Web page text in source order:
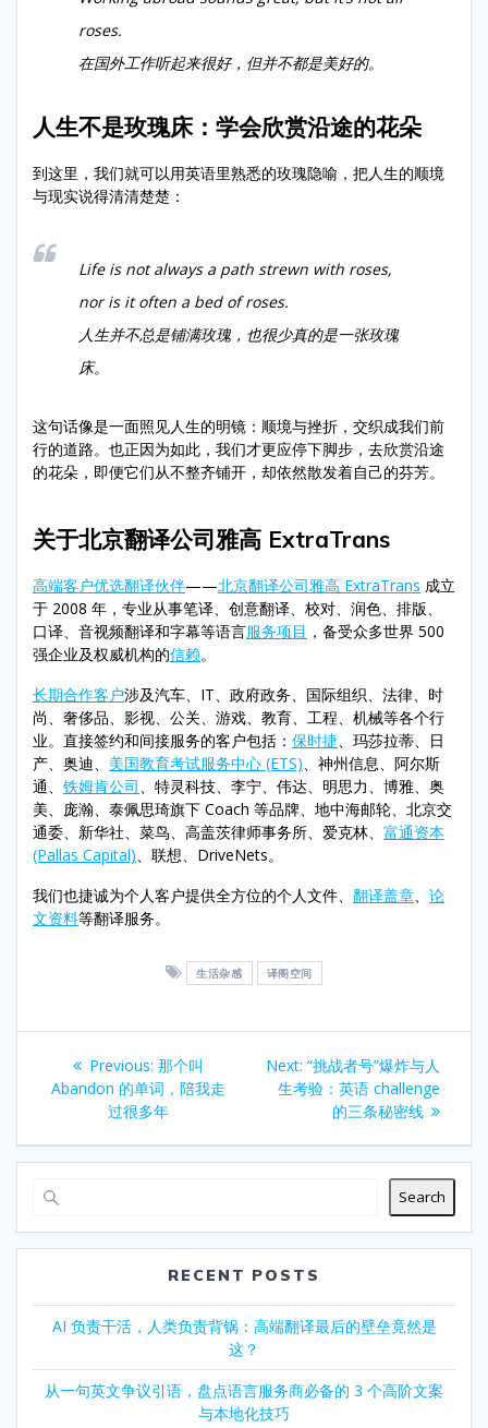
roses.
在国外工作听起来很好，但并不都是美好的。
人生不是玫瑰床：学会欣赏沿途的花朵
到这里，我们就可以用英语里熟悉的玫瑰隐喻，把人生的顺境
与现实说得清清楚楚：
Life is not always a path strewn with roses,
nor is it often a bed of roses.
人生并不总是铺满玫瑰，也很少真的是一张玫瑰
床。
这句话像是一面照见人生的明镜：顺境与挫折，交织成我们前
行的道路。也正因为如此，我们才更应停下脚步，去欣赏沿途
的花朵，即便它们从不整齐铺开，却依然散发着自己的芬芳。
关于北京翻译公司雅高 ExtraTrans
高端客户优选翻译伙伴——北京翻译公司雅高 ExtraTrans 成立
于 2008 年，专业从事笔译、创意翻译、校对、润色、排版、
口译、音视频翻译和字幕等语言服务项目 ，备受众多世界 500
强企业及权威机构的信赖。
长期合作客户涉及汽车、IT、政府政务、国际组织、法律、时
尚、奢侈品、影视、公关、游戏、教育、工程、机械等各个行
业。直接签约和间接服务的客户包括： 保时捷 、玛莎拉蒂、日
产、奥迪、 美国教育考试服务中心 (ETS) 、神州信息、阿尔斯
通、 铁姆肯公司
、特灵科技、李宁、伟达、明思力、博雅、奥
美、庞瀚、泰佩思琦旗下 Coach 等品牌、地中海邮轮、北京交
通委、新华社、菜鸟、高盖茨律师事务所、爱克林、 富通资本
(Pallas Capital) 、联想、DriveNets。
我们也捷诚为个人客户提供全方位的个人文件、 翻译盖章
论
文资料等翻译服务。
生活杂感 译阁空间
Post
navigation
Previous: Previous
post:
那个叫
Abandon 的单词，陪我走
过很多年
Next: Next
post:
“挑战者号”爆炸与人
生考验：英语 challenge
的三条秘密线
Search
RECENT POSTS
AI 负责干活，人类负责背锅：高端翻译最后的壁垒竟然是
这？
从一句英文争议引语，盘点语言服务商必备的 3 个高阶文案
与本地化技巧